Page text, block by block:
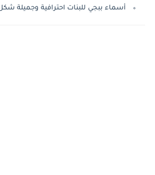
أسماء ببجي للبنات احترافية وجميلة